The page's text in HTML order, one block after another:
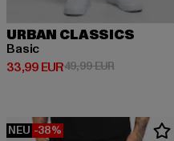
URBAN CLASSICS
Basic
33,99 EUR
Derzeitiger Preis: 33,99 EUR
49,99 EUR
NEU -38%